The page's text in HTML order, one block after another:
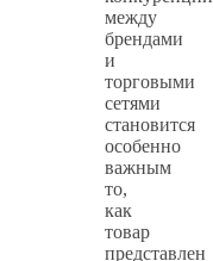
между
брендами
и
торговыми
сетями
становится
особенно
важным
то,
как
товар
представлен